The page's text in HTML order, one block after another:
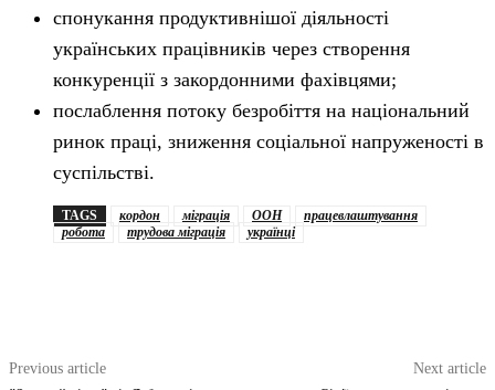
спонукання продуктивнішої діяльності
українських працівників через створення
конкуренції з закордонними фахівцями;
послаблення потоку безробіття на національний
ринок праці, зниження соціальної напруженості в
суспільстві.
TAGS кордон міграція ООН
працевлаштування
робота
трудова міграція українці
Previous article Next article